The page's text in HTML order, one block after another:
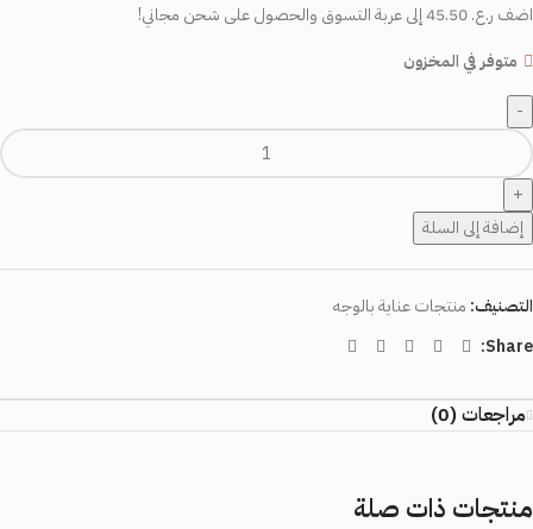
اضف ر.ع.
إلى عربة التسوق والحصول على شحن مجاني!
متوفر في المخزون
إضافة إلى السلة
التصنيف: منتجات عناية بالوجه
Share:
مراجعات (0)
منتجات ذات صلة